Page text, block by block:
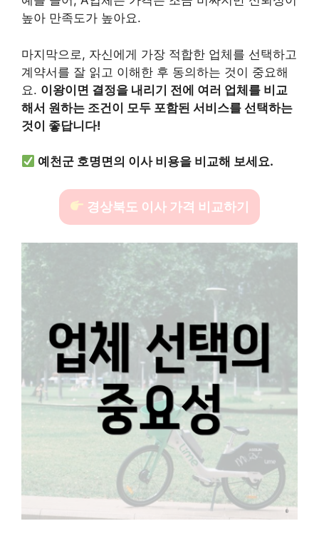
높아 만족도가 높아요.
마지막으로, 자신에게 가장 적합한 업체를 선택하고
계약서를 잘 읽고 이해한 후 동의하는 것이 중요해
요. 이왕이면 결정을 내리기 전에 여러 업체를 비교
해서 원하는 조건이 모두 포함된 서비스를 선택하는
것이 좋답니다!
예천군 호명면의 이사 비용을 비교해 보세요.
경상북도 이사 가격 비교하기